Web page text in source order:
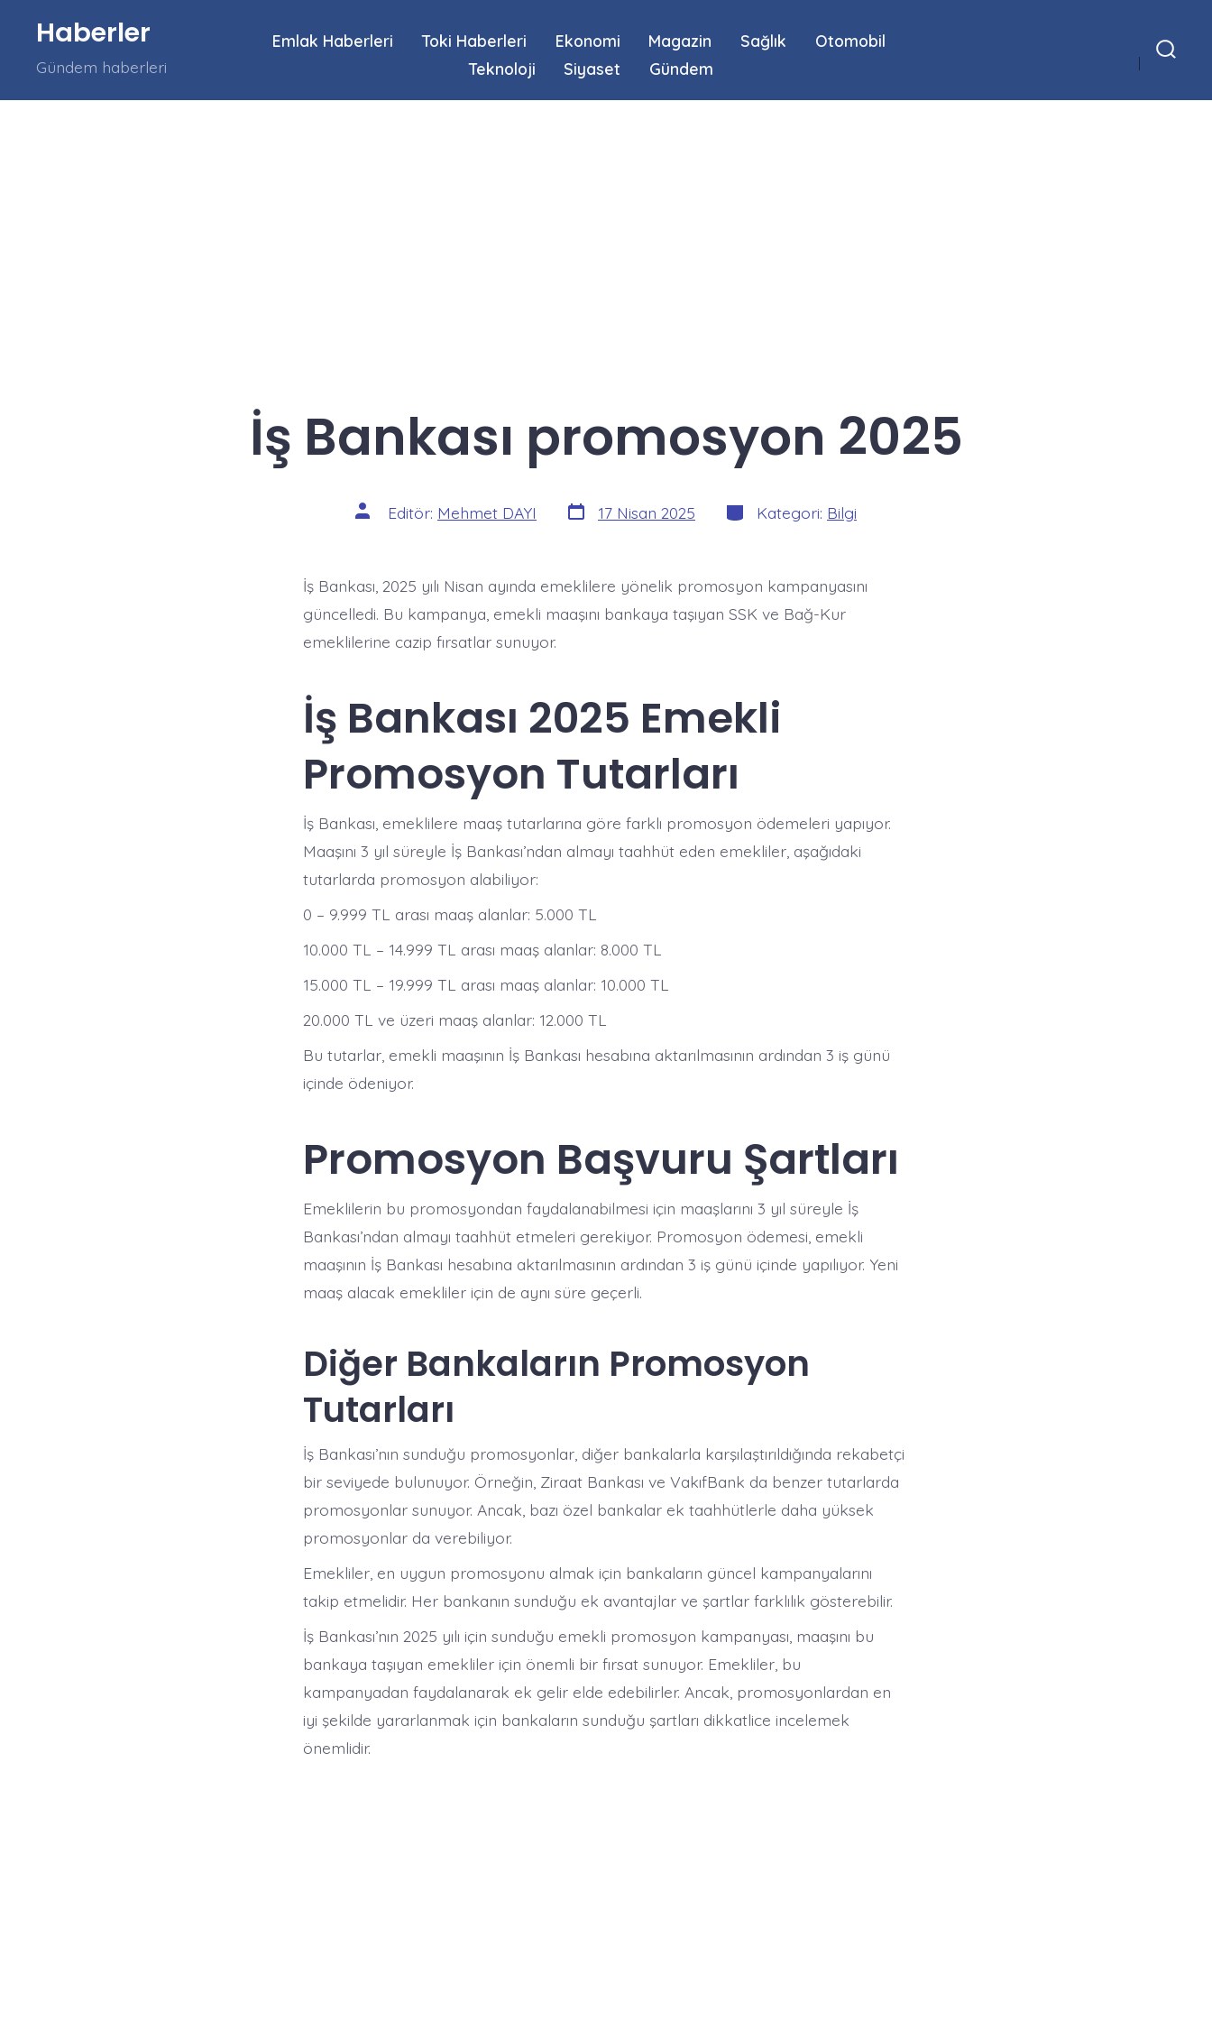
Arama
Göster/Gizle
Haberler
Gündem haberleri
Emlak Haberleri Toki Haberleri Ekonomi Magazin Sağlık
Otomobil
Teknoloji
Siyaset Gündem
İş Bankası promosyon 2025
Yazının
yazarı
Editör: Mehmet DAYI Yazı
tarihi
17 Nisan 2025 Kategoriler
Kategori: Bilgi
İş Bankası, 2025 yılı Nisan ayında emeklilere yönelik promosyon kampanyasını
güncelledi. Bu kampanya, emekli maaşını bankaya taşıyan SSK ve Bağ-Kur
emeklilerine cazip fırsatlar sunuyor.​
İş Bankası 2025 Emekli
Promosyon Tutarları
İş Bankası, emeklilere maaş tutarlarına göre farklı promosyon ödemeleri yapıyor.
Maaşını 3 yıl süreyle İş Bankası’ndan almayı taahhüt eden emekliler, aşağıdaki
tutarlarda promosyon alabiliyor:​
0 – 9.999 TL arası maaş alanlar: 5.000 TL
10.000 TL – 14.999 TL arası maaş alanlar: 8.000 TL
15.000 TL – 19.999 TL arası maaş alanlar: 10.000 TL
20.000 TL ve üzeri maaş alanlar: 12.000 TL​
Bu tutarlar, emekli maaşının İş Bankası hesabına aktarılmasının ardından 3 iş günü
içinde ödeniyor. ​
Promosyon Başvuru Şartları
Emeklilerin bu promosyondan faydalanabilmesi için maaşlarını 3 yıl süreyle İş
Bankası’ndan almayı taahhüt etmeleri gerekiyor. Promosyon ödemesi, emekli
maaşının İş Bankası hesabına aktarılmasının ardından 3 iş günü içinde yapılıyor. Yeni
maaş alacak emekliler için de aynı süre geçerli. ​
Diğer Bankaların Promosyon
Tutarları
İş Bankası’nın sunduğu promosyonlar, diğer bankalarla karşılaştırıldığında rekabetçi
bir seviyede bulunuyor. Örneğin, Ziraat Bankası ve VakıfBank da benzer tutarlarda
promosyonlar sunuyor. Ancak, bazı özel bankalar ek taahhütlerle daha yüksek
promosyonlar da verebiliyor. ​
Emekliler, en uygun promosyonu almak için bankaların güncel kampanyalarını
takip etmelidir. Her bankanın sunduğu ek avantajlar ve şartlar farklılık gösterebilir.​
İş Bankası’nın 2025 yılı için sunduğu emekli promosyon kampanyası, maaşını bu
bankaya taşıyan emekliler için önemli bir fırsat sunuyor. Emekliler, bu
kampanyadan faydalanarak ek gelir elde edebilirler. Ancak, promosyonlardan en
iyi şekilde yararlanmak için bankaların sunduğu şartları dikkatlice incelemek
önemlidir.